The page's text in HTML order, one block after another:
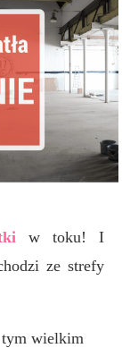
w toku! I
ze strefy
tym wielkim